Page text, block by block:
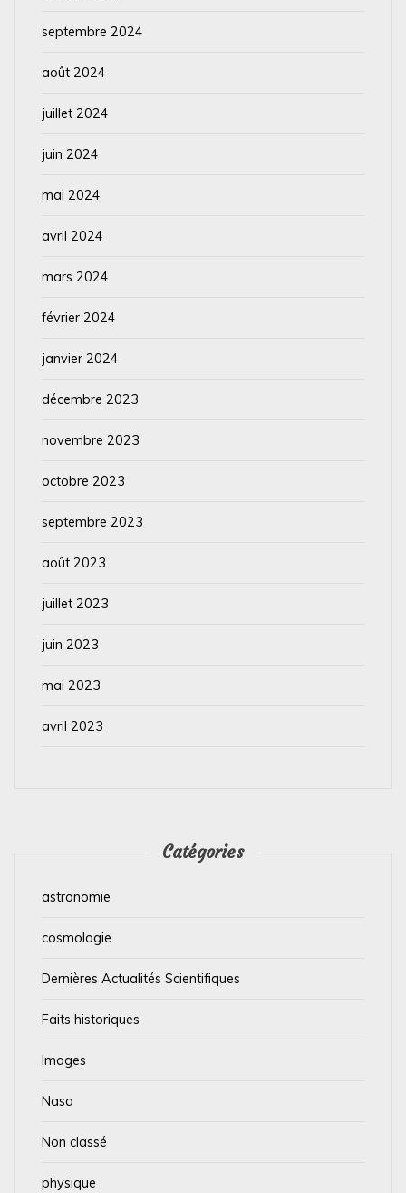
septembre 2024
août 2024
juillet 2024
juin 2024
mai 2024
avril 2024
mars 2024
février 2024
janvier 2024
décembre 2023
novembre 2023
octobre 2023
septembre 2023
août 2023
juillet 2023
juin 2023
mai 2023
avril 2023
Catégories
astronomie
cosmologie
Dernières Actualités Scientifiques
Faits historiques
Images
Nasa
Non classé
physique